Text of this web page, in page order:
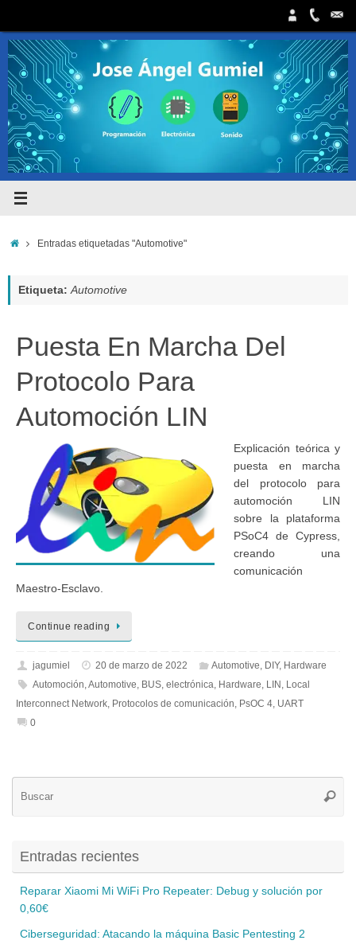
contenido
InicioEntradas etiquetadas "Automotive"
Etiqueta:Automotive
Puesta En Marcha Del
Protocolo Para
Automoción LIN
Explicación teórica y
puesta en marcha
del protocolo para
automoción LIN
sobre la plataforma
PSoC4 de Cypress,
creando una
comunicación
Maestro-Esclavo.
Continue reading
jagumiel 20 de marzo de 2022 Automotive, DIY, Hardware
Automoción,Automotive, BUS, electrónica, Hardware, LIN , Local
Interconnect Network, Protocolos de comunicación, PsOC 4, UART
0
Entradas recientes
Reparar Xiaomi Mi WiFi Pro Repeater: Debug y solución por
0,60€
Ciberseguridad: Atacando la máquina Basic Pentesting 2